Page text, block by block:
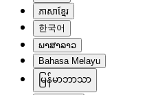
ភាសាខ្មែរ
한국어
ພາສາລາວ
Bahasa Melayu
မြန်မာဘာသာ